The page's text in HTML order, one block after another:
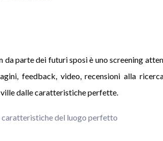
da parte dei futuri sposi è uno screening
feedback, video, recensioni alla
dalle caratteristiche perfette.
del luogo perfetto